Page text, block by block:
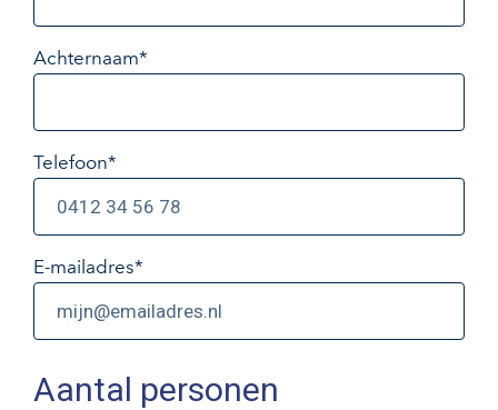
Achternaam*
Telefoon*
E-mailadres*
Aantal personen